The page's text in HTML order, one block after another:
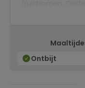
Todrakloof.
Ontbijt